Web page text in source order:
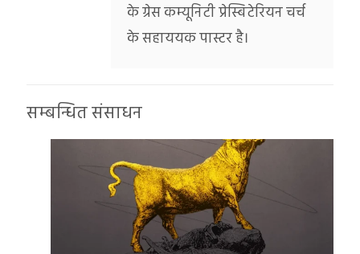
के ग्रेस कम्यूनिटी प्रेस्बिटेरियन चर्च
के सहाययक पास्टर है।
सम्बन्धित संसाधन